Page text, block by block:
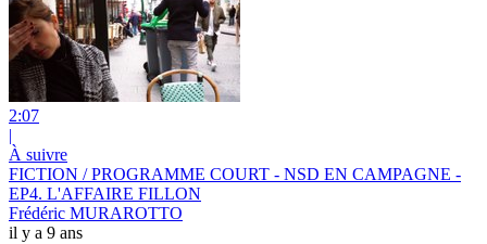
2:07
|
À suivre
FICTION / PROGRAMME COURT - NSD EN CAMPAGNE -
EP4. L'AFFAIRE FILLON
Frédéric MURAROTTO
il y a 9 ans